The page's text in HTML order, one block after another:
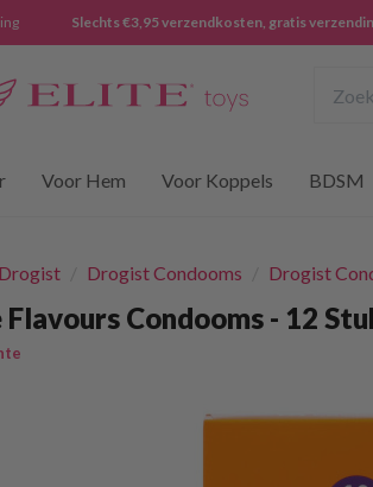
Slechts €3,95 verzendkosten, gratis
Voor Hem Voor Koppels BDSM
Drogist Drogist Condooms Drogist
Condooms - 12